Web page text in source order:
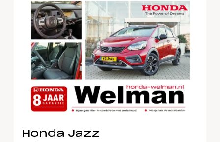
Honda Jazz